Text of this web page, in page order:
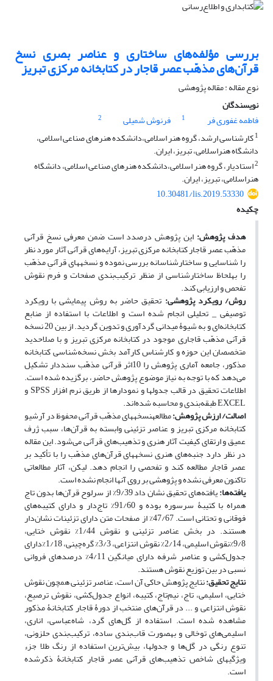
بررسی مؤلفه‌های ساختاری و عناصر بصری نسخ
قرآن‌های مذهّب عصر قاجار در کتابخانه مرکزی تبریز
نوع مقاله : مقاله پژوهشی
نویسندگان
فاطمه غفوری فر
1 فرنوش شمیلی
2
1کارشناسی ارشد، گروه هنر اسلامی،دانشکده‌ هنرهای صناعی اسلامی،
دانشگاه هنراسلامی، تبریز، ایران.
2استادیار، گروه هنر اسلامی،دانشکده‌ هنرهای صناعی اسلامی، دانشگاه
هنراسلامی، تبریز، ایران.
10.30481/lis.2019.53330
چکیده
هدف پژوهش: این پژوهش درصدد است ضمن معرفی نسخ قرآنی
مذهّب عصر قاجار کتابخانه مرکزی تبریز، آرایه‌های قرآنی آثار مورد نظر
را شناسایی و ساختارشناسانه بررسی نموده و نسخه‎های قرآنیِ مذهّب
را به‎لحاظ ساختارشناسی از منظر ترکیب‌بندی صفحات و فرم نقوش
تفحص و ارزیابی کند.
روش/ رویکرد پژوهشی: تحقیق حاضر به روش پیمایشی با رویکرد
توصیفی _ تحلیلی انجام شده است و اطلاعات با استفاده از منابع
کتابخانه‌ای و به شیوۀ میدانی گردآوری و تدوین گردید. از بین 20 نسخه
قرآنی مذهّب قاجاری موجود در کتابخانه مرکزی تبریز و با صلاحدید
متخصصان این حوزه و کارشناس کارآمد بخش نسخه‌شناسی کتابخانه
مذکور، جامعه آماری پژوهش را 10اثر قرآنی مذهّب سند‌دار تشکیل
می‌دهد که با توجه به نیاز موضوع پژوهش حاضر، برگزیده شده است.
اطلاعات تحقیق در قالب جدول‎ها و نمودارها از طریق نرم افزار SPSS و
EXCEL طبقه‌بندی و محاسبه شده‌اند.
اصالت/ ارزش پژوهش: مطالعهنسخه‎های مذهّب قرآنی محفوظ در آرشیو
کتابخانه مرکزی تبریز و عناصر تزئینی وابسته به قرآن‌ها، سبب ژرف
عمیق و ارتقای کیفیت آثار هنری و تذهیب‌های قرآنی می‌شود. این مقاله
در نظر دارد جنبه‌های هنری نسخه‎های قرآن‌های مذهّب را با تأکید بر
عصر قاجار مطالعه کند و تفحصی را انجام دهد. لیکن، آثار مطالعاتی
تاکنون معرفی نشده و پژوهشی بر روی آنها انجام نشده است.
یافته‌ها: یافته‌های تحقیق نشان داد 9/39% از سرلوح قرآن‌ها بدون تاج
همراه با کتیبۀ سرسوره بوده و 91/60% تاج‌دار و دارای کتیبه‌های
فوقانی و تحتانی است. 47/67% از صفحات متن دارای تزئینات نشان‌دار
هستند. در بخش عناصر تزئینی و نقوش 1/44% نقوش ختایی،
9/8%نقوش اسلیمی، 2/14% نقوش انتزاعی، 3/3% گره‌چینی، 1/18%دارای
جدول‌کشی و عناصر شرفه دارای میانگین 4/11% درصدهای فروانی
نسبی در بین توزیع نقوش هستند.
نتایج تحقیق:نتایج پژوهش حاکی آن است، عناصر تزئینی همچون نقوش
ختایی، اسلیمی، تاج، نیم‌تاج، کتیبه، انواع جدول‌کشی، نقوش ترصیع،
نقوش انتزاعی و ... در قرآن‌های منتخب از دورۀ قاجار کتابخانۀ مذکور
مشاهده شده است. استفاده از گل‌های گرد، شاه‌عباسی، اناری،
اسلیمی‌های توخالی و به‎صورت قاب‌بندی ساده، ترکیب‌بندی حلزونی،
تنوع رنگی در گل‌ها و جدول‎ها، بیش‌ترین استفاده از رنگ طلا جزءِ
ویژگی‎های شاخص تذهیب‌های قرآنی عصر قاجار کتابخانۀ ذکرشده
است.